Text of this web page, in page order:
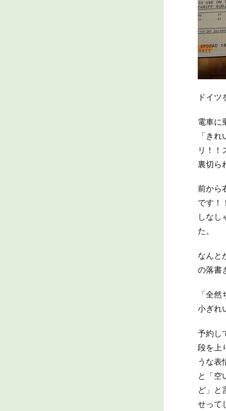
ドイ
電車に
「き
リ！！
裏切ら
前から
です！
しなし
た。
なんと
の落書
「全
小ぎれ
予約し
段を上
うな表
と「空
ど」と
せって